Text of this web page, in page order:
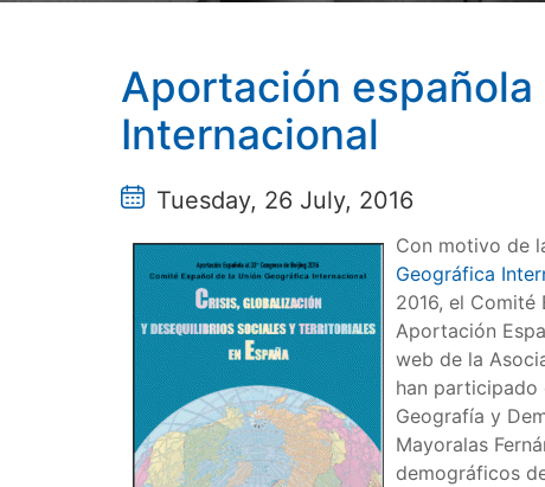
Aportación española
Internacional
Tuesday, 26 July, 2016
Con motivo de
Geográfica
2016, el
Aportación
web de la
han participado
Geografía y
Mayoralas
demográficos